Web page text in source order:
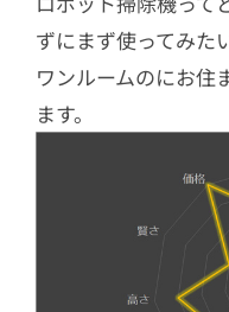
ずにまず使ってみた
ワンルームのにお住
ます。